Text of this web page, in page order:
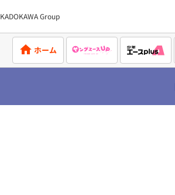
KADOKAWA Group
ホーム